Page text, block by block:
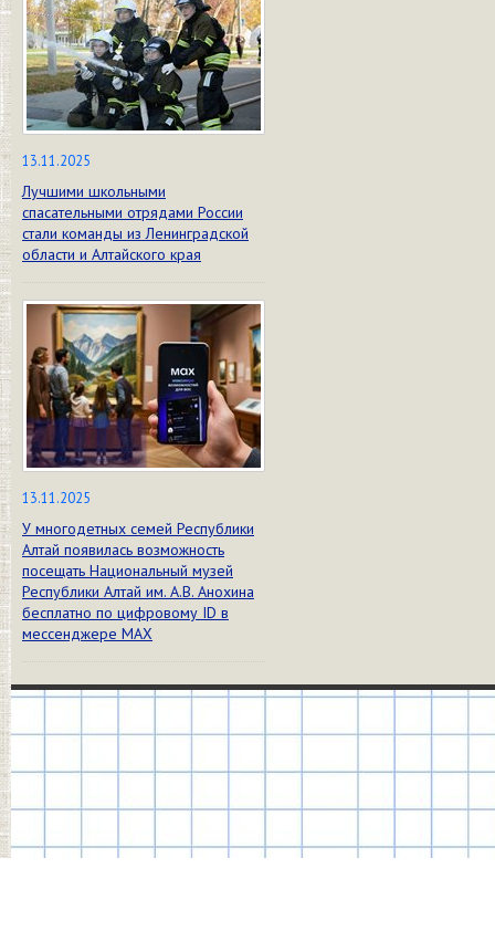
13.11.2025
Лучшими школьными
спасательными отрядами России
стали команды из Ленинградской
области и Алтайского края
13.11.2025
У многодетных семей Республики
Алтай появилась возможность
посещать Национальный музей
Республики Алтай им. А.В. Анохина
бесплатно по цифровому ID в
мессенджере МАХ